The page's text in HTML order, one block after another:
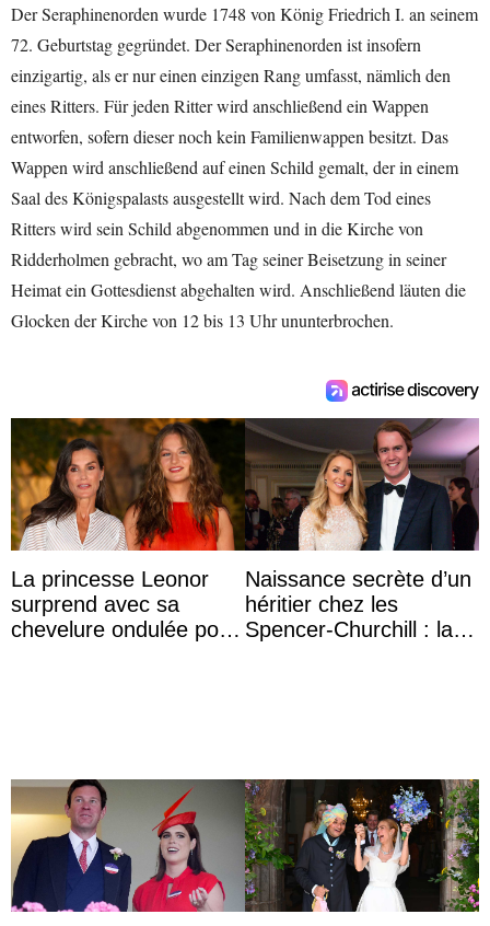
Der Seraphinenorden wurde 1748 von König Friedrich I. an seinem
72. Geburtstag gegründet. Der Seraphinenorden ist insofern
einzigartig, als er nur einen einzigen Rang umfasst, nämlich den
eines Ritters. Für jeden Ritter wird anschließend ein Wappen
entworfen, sofern dieser noch kein Familienwappen besitzt. Das
Wappen wird anschließend auf einen Schild gemalt, der in einem
Saal des Königspalasts ausgestellt wird. Nach dem Tod eines
Ritters wird sein Schild abgenommen und in die Kirche von
Ridderholmen gebracht, wo am Tag seiner Beisetzung in seiner
Heimat ein Gottesdienst abgehalten wird. Anschließend läuten die
Glocken der Kirche von 12 bis 13 Uhr ununterbrochen.
La princesse Leonor
surprend avec sa
chevelure ondulée pour
Naissance secrète d’un
héritier chez les
Spencer-Churchill : la